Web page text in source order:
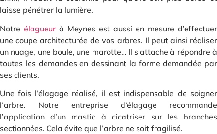
laisse pénétrer la lumière.
Notre élagueur à Meynes est aussi en mesure d’effectuer
une coupe architecturée de vos arbres. Il peut ainsi réaliser
un nuage, une boule, une marotte… Il s’attache à répondre à
toutes les demandes en dessinant la forme demandée par
ses clients.
Une fois l’élagage réalisé, il est indispensable de soigner
l’arbre. Notre entreprise d’élagage recommande
l’application d’un mastic à cicatriser sur les branches
sectionnées. Cela évite que l’arbre ne soit fragilisé.